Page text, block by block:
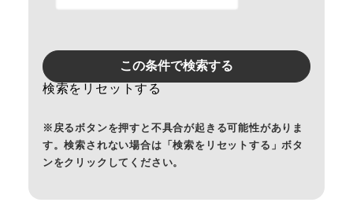
この条件で検索する
検索をリセットする
※戻るボタンを押すと不具合が起きる可能性がありま
す。検索されない場合は「検索をリセットする」ボタ
ンをクリックしてください。